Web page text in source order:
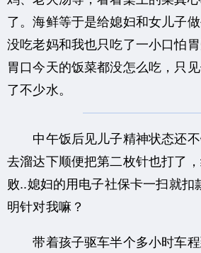
了。海鲜等于是给媳妇和女儿子
没吃老妈和我也只吃了一小口怕
胃口今天的饭菜都没怎么吃，只
了不少水。
中午饭后见儿子精神状态还不
去溜达下顺便把第二枚针也打了
败..媳妇的用电子社保卡一扫就扣
明针对我嘛？
带着孩子驱车半个多小时车程